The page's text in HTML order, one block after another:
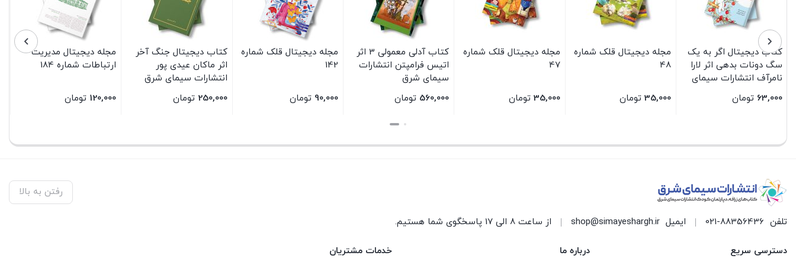
کتاب دیجیتال اگر به یک
سگ دونات بدهی اثر لارا
نامرآف انتشارات سیمای
63,000 تومان
مجله دیجیتال قلک شماره
48
35,000 تومان
مجله دیجیتال قلک شماره
47
35,000 تومان
کتاب آدلی معمولی 3 اثر
اتیس فرامپتن انتشارات
سیمای شرق
560,000 تومان
مجله دیجیتال قلک شماره
142
90,000 تومان
کتاب دیجیتال جنگ آخر
اثر ماکان عیدی پور
انتشارات سیمای شرق
250,000 تومان
مجله دیجیتال مدیریت
ارتباطات شماره 184
120,000 تومان
رفتن به بالا
تلفن 021-88356436 ایمیل shop@simayeshargh.ir از ساعت 8 الی 17 پاسخگوی شما هستیم.
دسترسی سریع درباره ما خدمات مشتریان